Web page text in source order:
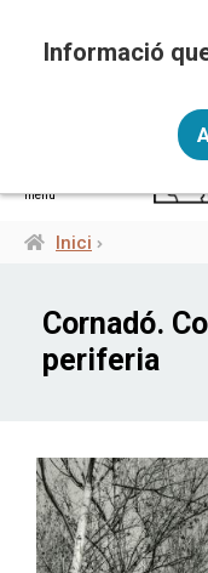
contingut
menú
Inici
Cornadó.
periferia
personal amb les